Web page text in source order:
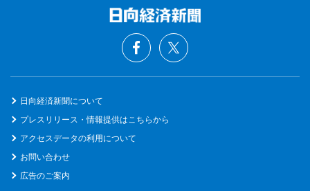
日向経済新聞について
プレスリリース・情報提供はこちらから
アクセスデータの利用について
お問い合わせ
広告のご案内